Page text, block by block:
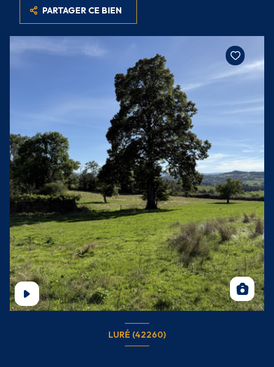
PARTAGER CE BIEN
LURÉ (42260)